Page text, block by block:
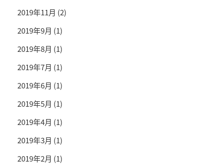
2019年11月 (2)
2019年9月 (1)
2019年8月 (1)
2019年7月 (1)
2019年6月 (1)
2019年5月 (1)
2019年4月 (1)
2019年3月 (1)
2019年2月 (1)